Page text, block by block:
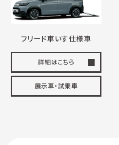
フリード車いす仕様車
詳細はこちら
展示車・試乗車